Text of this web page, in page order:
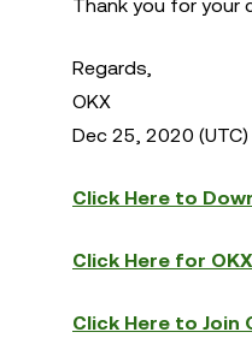
Thank you for your
Regards,
OKX
Dec 25, 2020 (UTC)
Click Here to
Click Here for
Click Here to Join